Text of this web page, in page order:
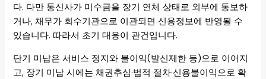
다. 다만 통신사가 미수금을 장기 연체 상태로 외부에 통보하
거나, 채무가 회수기관으로 이관되면 신용정보에 반영될 수
있습니다. 따라서 초기 대응이 관건입니다.
단기 미납은 서비스 정지와 불이익(발신제한 등)으로 이어지
고, 장기 미납 시에는 채권추심·법적 절차·신용불이익으로 확